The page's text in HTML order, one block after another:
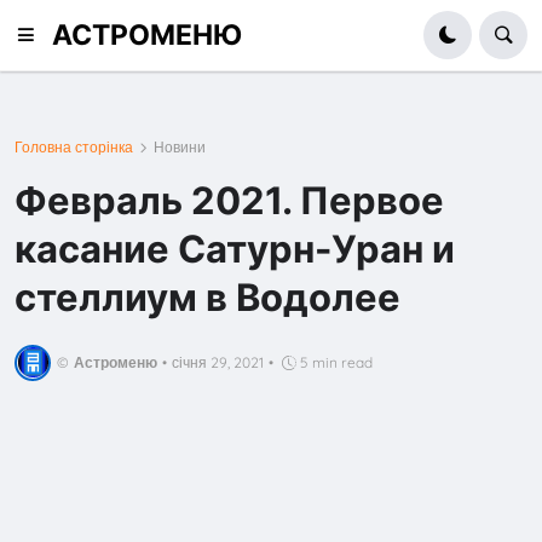
АСТРОМЕНЮ
Головна сторінка Новини
Февраль 2021. Первое
касание Сатурн-Уран и
стеллиум в Водолее
© Астроменю • січня 29, 2021 • 5 min read